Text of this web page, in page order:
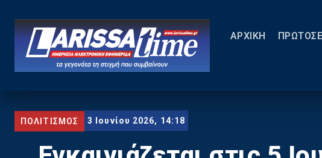
ΑΡΧΙΚΗ
ΠΟΛΙΤΙΣΜΟΣ 3 Ιουνίου 2026, 14:18